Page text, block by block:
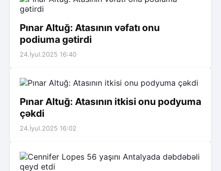
Pınar Altuğ: Atasının vəfatı onu
podiuma gətirdi
24.İyul.2025 16:40
Pınar Altuğ: Atasının itkisi onu podyuma
çəkdi
24.İyul.2025 16:02